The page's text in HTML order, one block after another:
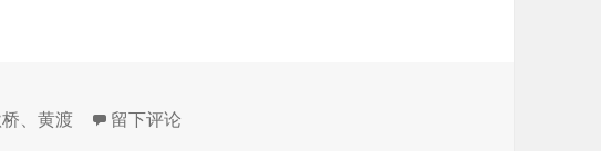
、黄渡 于黄渡千秋桥
留下评论